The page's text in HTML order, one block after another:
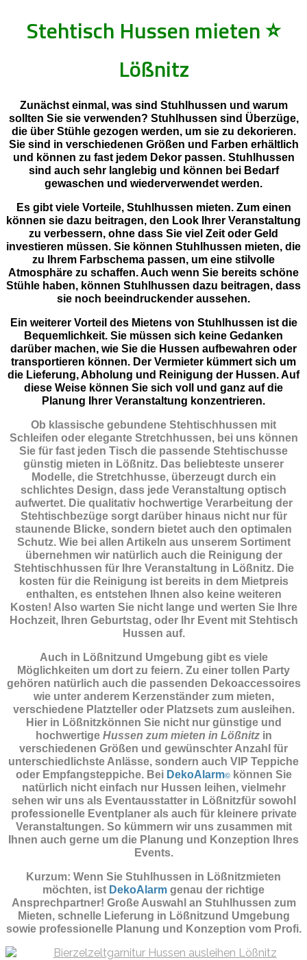
Stehtisch Hussen mieten⭐
Lößnitz
Zunächst einmal, was sind Stuhlhussen und warum
sollten Sie sie verwenden? Stuhlhussen sind Überzüge,
die über Stühle gezogen werden, um sie zu dekorieren.
Sie sind in verschiedenen Größen und Farben erhältlich
und können zu fast jedem Dekor passen. Stuhlhussen
sind auch sehr langlebig und können bei Bedarf
gewaschen und wiederverwendet werden.
Es gibt viele Vorteile, Stuhlhussen mieten. Zum einen
können sie dazu beitragen, den Look Ihrer Veranstaltung
zu verbessern, ohne dass Sie viel Zeit oder Geld
investieren müssen. Sie können Stuhlhussen mieten, die
zu Ihrem Farbschema passen, um eine stilvolle
Atmosphäre zu schaffen. Auch wenn Sie bereits schöne
Stühle haben, können Stuhlhussen dazu beitragen, dass
sie noch beeindruckender aussehen.
Ein weiterer Vorteil des Mietens von Stuhlhussen ist die
Bequemlichkeit. Sie müssen sich keine Gedanken
darüber machen, wie Sie die Hussen aufbewahren oder
transportieren können. Der Vermieter kümmert sich um
die Lieferung, Abholung und Reinigung der Hussen. Auf
diese Weise können Sie sich voll und ganz auf die
Planung Ihrer Veranstaltung konzentrieren.
Ob klassische gebundene Stehtischhussen mit
Schleifen oder elegante Stretchhussen, bei uns können
Sie für fast jeden Tisch die passende Stehtischusse
günstig mieten in Lößnitz. Das beliebteste unserer
Modelle, die Stretchhusse, überzeugt durch ein
schlichtes Design, dass jede Veranstaltung optisch
aufwertet. Die qualitativ hochwertige Verarbeitung der
Stehtischbezüge sorgt darüber hinaus nicht nur für
staunende Blicke, sondern bietet auch den optimalen
Schutz. Wie bei allen Artikeln aus unserem Sortiment
übernehmen wir natürlich auch die Reinigung der
Stehtischhussen für Ihre Veranstaltung in Lößnitz. Die
kosten für die Reinigung ist bereits in dem Mietpreis
enthalten, es entstehen Ihnen also keine weiteren
Kosten! Also warten Sie nicht lange und werten Sie Ihre
Hochzeit, Ihren Geburtstag, oder Ihr Event mit Stehtisch
Hussen auf.
Auch in Lößnitzund Umgebung gibt es viele
Möglichkeiten um dort zu feiern. Zu einer tollen Party
gehören natürlich auch die passenden Dekoaccessoires
wie unter anderem Kerzenständer zum mieten,
verschiedene Platzteller oder Platzsets zum ausleihen.
Hier in Lößnitzkönnen Sie nicht nur günstige und
hochwertige Hussen zum mieten in Lößnitzin
verschiedenen Größen und gewünschter Anzahl für
unterschiedlichste Anlässe, sondern auch VIP Teppiche
oder Empfangsteppiche. Bei DekoAlarm©
können Sie
natürlich nicht einfach nur Hussen leihen, vielmehr
sehen wir uns als Eventausstatter in Lößnitzfür sowohl
professionelle Eventplaner als auch für kleinere private
Veranstaltungen. So kümmern wir uns zusammen mit
Ihnen auch gerne um die Planung und Konzeption Ihres
Events.
Kurzum: Wenn Sie Stuhlhussen in Lößnitzmieten
möchten, ist DekoAlarm genau der richtige
Ansprechpartner! Große Auswahl an Stuhlhussen zum
Mieten, schnelle Lieferung in Lößnitzund Umgebung
sowie professionelle Planung und Konzeption vom Profi.